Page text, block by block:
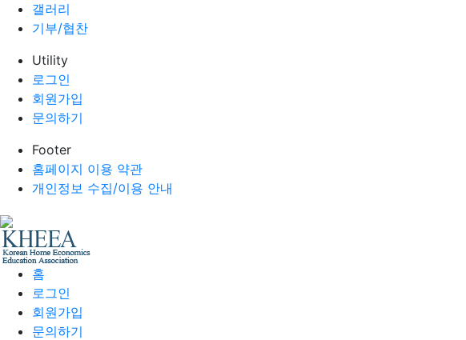
갤러리
기부/협찬
Utility
로그인
회원가입
문의하기
Footer
홈페이지 이용 약관
개인정보 수집/이용 안내
홈
로그인
회원가입
문의하기